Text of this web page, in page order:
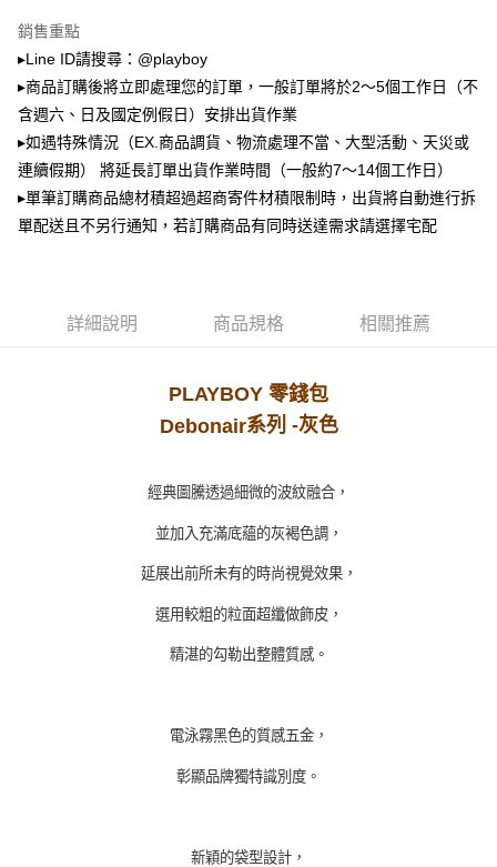
【注意事項】
1.本服務係由「台灣大哥大股份有限公司」（以下簡稱本公司）所提供，讓
用戶於交易時，得透過本服務購買商品或服務，並由商店將買賣／分期付款
買賣價金債權讓與本公司後，依約使用本公司帳單繳交帳款。
2.基於同意付款使用「大哥付你分期」之契約關係目的，商店將以您的個人
資料（包含姓名、電話或地址）提供予台灣大哥大進項蒐集、處理及利用，
由本公司與您本人進行分期帳單所需資料之確認、核對及更正。
3.完整用戶服務條款，請詳閱以下連結：https://oppay.tw/userRule
每筆NT$100，滿NT$900(含以上)免運費
付款後萊爾富取貨
7-11取貨付款
每筆NT$100，滿NT$900(含以上)免運費
付款後7-11取貨
每筆NT$100，滿NT$700(含以上)免運費
銷售重點
▸Line ID請搜尋：@playboy
▸商品訂購後將立即處理您的訂單，一般訂單將於2～5個工作日（不
含週六、日及國定例假日）安排出貨作業
▸如遇特殊情況（EX.商品調貨、物流處理不當、大型活動、天災或
連續假期） 將延長訂單出貨作業時間（一般約7～14個工作日）
▸單筆訂購商品總材積超過超商寄件材積限制時，出貨將自動進行拆
單配送且不另行通知，若訂購商品有同時送達需求請選擇宅配
詳細說明 商品規格 相關推薦
PLAYBOY 零錢包
Debonair系列 -灰色
經典圖騰透過細微的波紋融合，
並加入充滿底蘊的灰褐色調，
延展出前所未有的時尚視覺效果，
選用較粗的粒面超纖做飾皮，
精湛的勾勒出整體質感。
電泳霧黑色的質感五金，
彰顯品牌獨特識別度。
新穎的袋型設計，